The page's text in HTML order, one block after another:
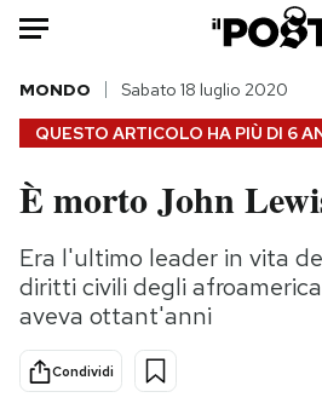
Auto
HOME
Italia
Politica
Tecnologia
Scienza
QUESTO ARTICOLO HA PIÙ DI 6
MONDO Sabato 18 luglio 2020
È morto John
Era l'ultimo leader in vita
diritti civili degli
aveva ottant'anni
Condividi